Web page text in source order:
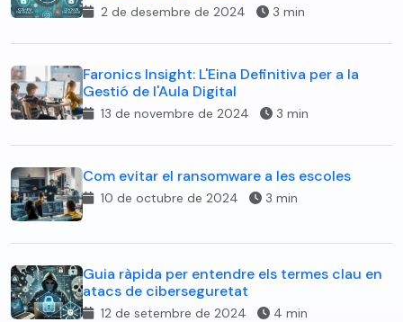
2 de desembre de 2024 3 min
Faronics Insight: L'Eina Definitiva per a la
Gestió de l'Aula Digital
13 de novembre de 2024 3 min
Com evitar el ransomware a les escoles
10 de octubre de 2024 3 min
Guia ràpida per entendre els termes clau en
atacs de ciberseguretat
12 de setembre de 2024 4 min